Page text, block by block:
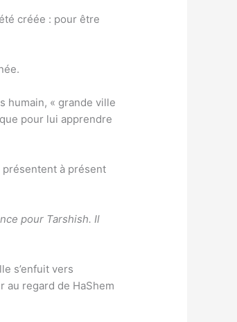
créée : pour être
humain, « grande ville
pour lui apprendre
présentent à présent
pour Tarshish. Il
s’enfuit vers
au regard de HaShem